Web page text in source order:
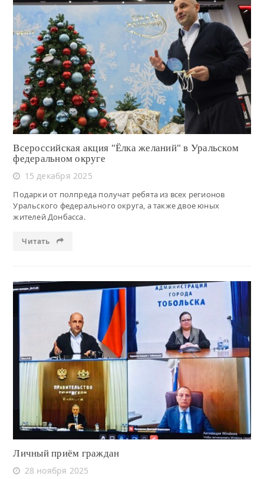
Читать
Всероссийская акция "Ёлка желаний" в Уральском
федеральном округе
15 декабря 2025
Подарки от полпреда получат ребята из всех регионов
Уральского федерального округа, а также двое юных
жителей Донбасса.
Читать
Читать
Личный приём граждан
28 ноября 2025